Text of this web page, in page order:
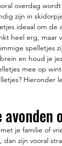
overdag
zijn in
ideaal om
heel erg, maar
spelletjes
en houd je
mee op
Hieronder
je familie of
zijn vooral